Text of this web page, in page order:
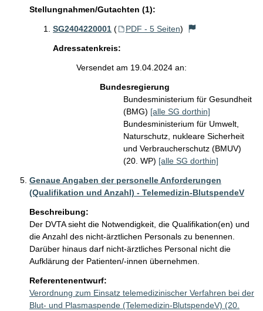
Stellungnahmen/Gutachten (1):
SG2404220001 ( PDF - 5 Seiten)
Adressatenkreis:
Versendet am 19.04.2024 an:
Bundesregierung
Bundesministerium für Gesundheit
(BMG) [alle SG dorthin]
Bundesministerium für Umwelt,
Naturschutz, nukleare Sicherheit
und Verbraucherschutz (BMUV)
(20. WP) [alle SG dorthin]
Genaue Angaben der personelle Anforderungen
(Qualifikation und Anzahl) - Telemedizin-BlutspendeV
Beschreibung:
Der DVTA sieht die Notwendigkeit, die Qualifikation(en) und
die Anzahl des nicht-ärztlichen Personals zu benennen.
Darüber hinaus darf nicht-ärztliches Personal nicht die
Aufklärung der Patienten/-innen übernehmen.
Referentenentwurf:
Verordnung zum Einsatz telemedizinischer Verfahren bei der
Blut- und Plasmaspende (Telemedizin-BlutspendeV) (20.